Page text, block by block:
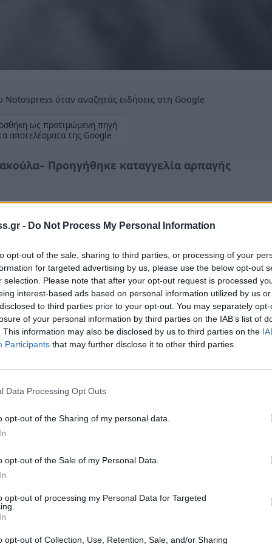
- Do Not Process My Personal Information
opt-out of the sale, sharing to third parties, or processing of your
for targeted advertising by us, please use the below opt-out
selection. Please note that after your opt-out request is processed
interest-based ads based on personal information utilized by us
to third parties prior to your opt-out. You may separately
of your personal information by third parties on the IAB’s list of
This information may also be disclosed by us to third parties on the
Participants that may further disclose it to other third parties.
Data Processing Opt Outs
opt-out of the Sharing of my personal data.
opt-out of the Sale of my Personal Data.
opt-out of processing my Personal Data for Targeted
opt-out of Collection, Use, Retention, Sale, and/or Sharing
όταν αναζητάς ειδήσεις στη Google
ως προτιμώμενη πηγή
αποτελέσματα της Google
Προηγήθηκε καταγγελία αρπαγής
το απόγευμα της Τετάρτης, καθώςβρέφος
, κοντά στο Συμμαχικό Πολεμικό
σε μαύρη σακούλα δίπλα στον
σημείο έφτασε ασθενοφόρο που μετέφερε
Κυριακού, ώστε να υποβληθεί στις
ότι ενώ βρισκόταν σε σούπερ μάρκετ
τη ρώτησεαν ήθελε να της αγοράσει κάτι
με την καταγγελία της, εκείνος έπειτα
βρέφος στον κάδο του Αλίμου, που
παίρνουν καταθέσεις από τη γυναίκα και
υλικό από το σημείο.
και μάθετε πρώτοιόλες τις ειδήσεις